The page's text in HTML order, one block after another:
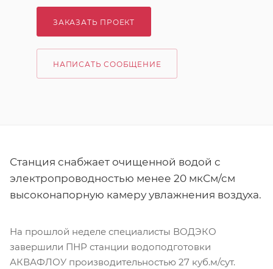
ЗАКАЗАТЬ ПРОЕКТ
НАПИСАТЬ СООБЩЕНИЕ
Станция снабжает очищенной водой с
электропроводностью менее 20 мкСм/см
высоконапорную камеру увлажнения воздуха.
На прошлой неделе специалисты ВОДЭКО
завершили ПНР станции водоподготовки
АКВАФЛОУ производительностью 27 куб.м/сут.